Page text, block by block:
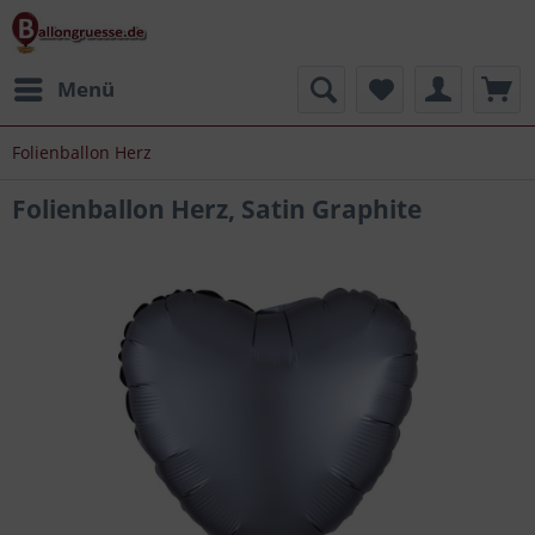
Menü
Folienballon Herz
Folienballon Herz, Satin Graphite